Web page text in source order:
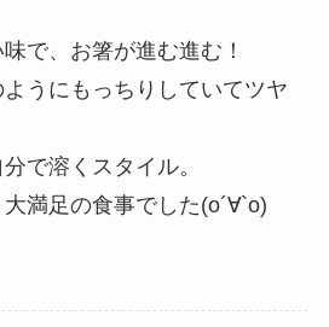
で、お箸が進む進む！
うにもっちりしていてツヤ
で溶くスタイル。
満足の食事でした(о´∀`о)